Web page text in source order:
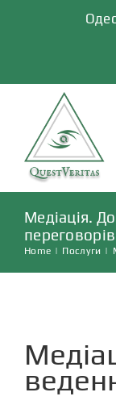
ПОСЛУГИ
СТАТТІ
Медіація.
переговорів
Home | Послуги |